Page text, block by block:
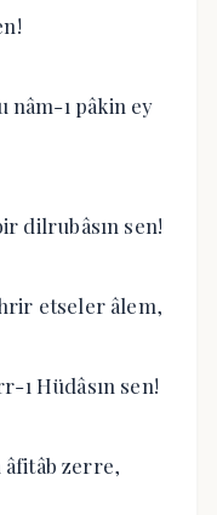
nâm-ı pâkin ey
dilrubâsın sen!
etseler âlem,
ı Hüdâsın sen!
zerre,